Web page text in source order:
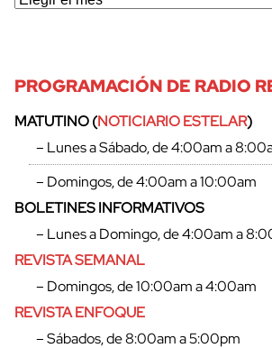
PROGRAMACIÓN DE RADIO
MATUTINO (NOTICIARIO ESTELAR)
– Lunes a Sábado, de 4:00am a
– Domingos, de 4:00am a 10:00am
BOLETINES INFORMATIVOS
– Lunes a Domingo, de 4:00am a
REVISTA SEMANAL
– Domingos, de 10:00am a 4:00am
REVISTA ENFOQUE
– Sábados, de 8:00am a 5:00pm